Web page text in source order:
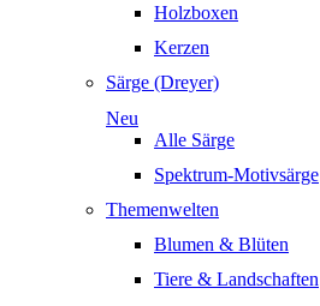
Holzboxen
Kerzen
Särge (Dreyer)
Neu
Alle Särge
Spektrum-Motivsärge
Themenwelten
Blumen & Blüten
Tiere & Landschaften